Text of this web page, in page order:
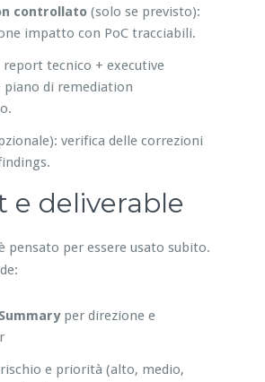
controllato(solo se previsto):
impatto con PoC tracciabili.
report tecnico + executive
piano di remediation
verifica delle correzioni
e deliverable
pensato per essere usato subito.
per direzione e
e priorità (alto, medio,